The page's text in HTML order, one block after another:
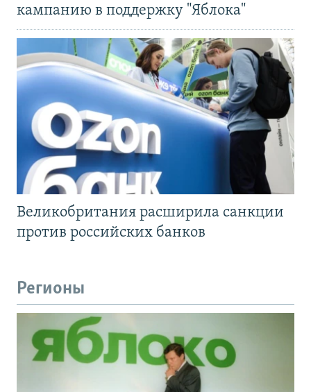
кампанию в поддержку "Яблока"
Великобритания расширила санкции
против российских банков
Регионы